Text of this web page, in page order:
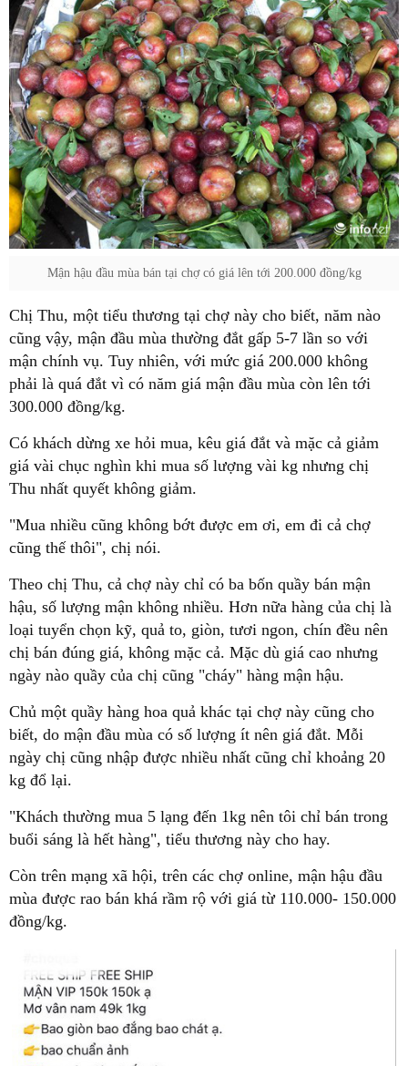
Mận hậu đầu mùa bán tại chợ có giá lên tới 200.000 đồng/kg
Chị Thu, một tiểu thương tại chợ này cho biết, năm nào
cũng vậy, mận đầu mùa thường đắt gấp 5-7 lần so với
mận chính vụ. Tuy nhiên, với mức giá 200.000 không
phải là quá đắt vì có năm giá mận đầu mùa còn lên tới
300.000 đồng/kg.
Có khách dừng xe hỏi mua, kêu giá đắt và mặc cả giảm
giá vài chục nghìn khi mua số lượng vài kg nhưng chị
Thu nhất quyết không giảm.
"Mua nhiều cũng không bớt được em ơi, em đi cả chợ
cũng thế thôi", chị nói.
Theo chị Thu, cả chợ này chỉ có ba bốn quầy bán mận
hậu, số lượng mận không nhiều. Hơn nữa hàng của chị là
loại tuyển chọn kỹ, quả to, giòn, tươi ngon, chín đều nên
chị bán đúng giá, không mặc cả. Mặc dù giá cao nhưng
ngày nào quầy của chị cũng "cháy" hàng mận hậu.
Chủ một quầy hàng hoa quả khác tại chợ này cũng cho
biết, do mận đầu mùa có số lượng ít nên giá đắt. Mỗi
ngày chị cũng nhập được nhiều nhất cũng chỉ khoảng 20
kg đổ lại.
"Khách thường mua 5 lạng đến 1kg nên tôi chỉ bán trong
buổi sáng là hết hàng", tiểu thương này cho hay.
Còn trên mạng xã hội, trên các chợ online, mận hậu đầu
mùa được rao bán khá rầm rộ với giá từ 110.000- 150.000
đồng/kg.